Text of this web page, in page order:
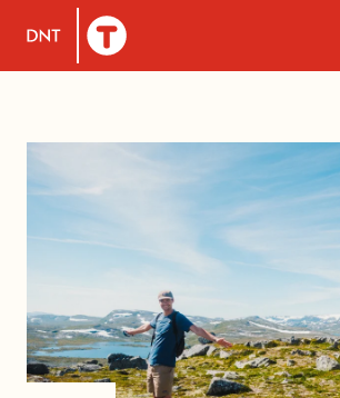
Til DNT.no forside